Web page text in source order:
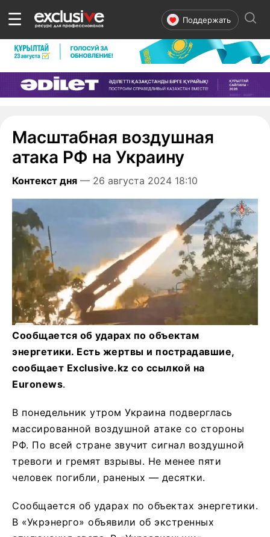
☰ Поддержать
Масштабная воздушная
атака РФ на Украину
Контекст дня — 26 августа 2024 18:10
Сообщается об ударах по объектам
энергетики. Есть жертвы и пострадавшие,
сообщает Exclusive.kz со ссылкой на
Euronews.
В понедельник утром Украина подверглась
массированной воздушной атаке со стороны
РФ. По всей стране звучит сигнал воздушной
тревоги и гремят взрывы. Не менее пяти
человек погибли, раненых — десятки.
Сообщается об ударах по объектах энергетики.
В «Укрэнерго» объявили об экстренных